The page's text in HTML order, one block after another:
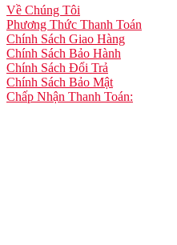
Về Chúng Tôi
Phương Thức Thanh Toán
Chính Sách Giao Hàng
Chính Sách Bảo Hành
Chính Sách Đổi Trả
Chính Sách Bảo Mật
Chấp Nhận Thanh Toán: